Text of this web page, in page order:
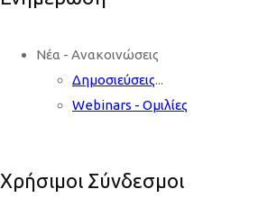
Νέα - Ανακοινώσεις
Δημοσιεύσεις...
Webinars - Ομιλίες
Χρήσιμοι Σύνδεσμοι